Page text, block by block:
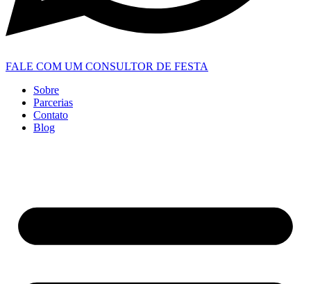
FALE COM UM CONSULTOR DE FESTA
Sobre
Parcerias
Contato
Blog